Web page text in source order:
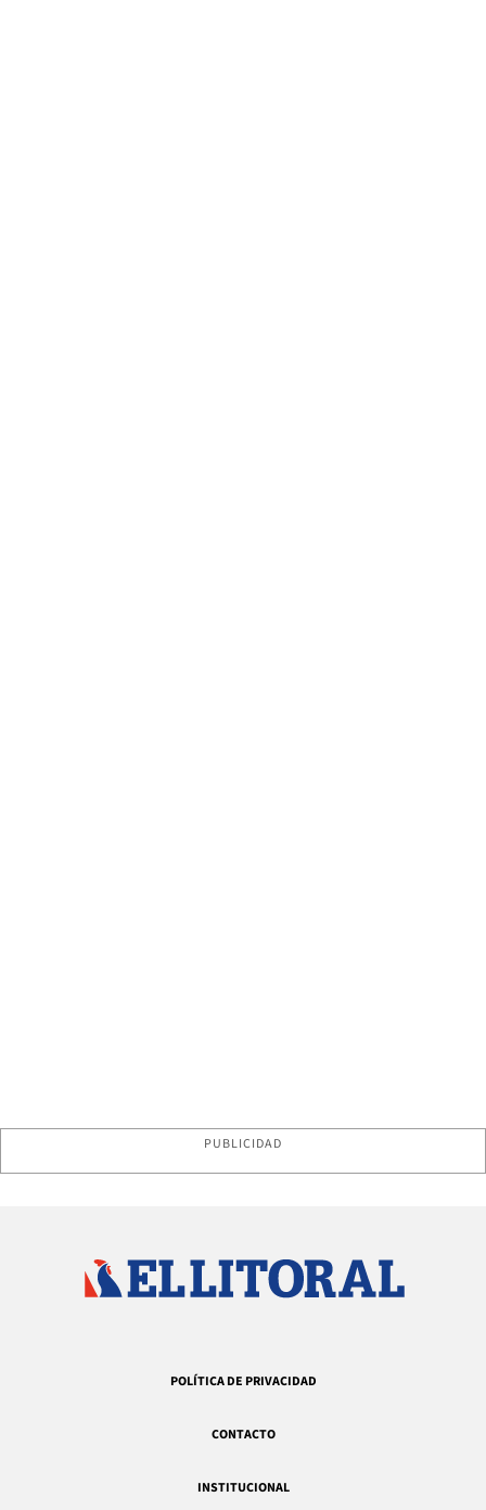
PUBLICIDAD
POLÍTICA DE PRIVACIDAD
CONTACTO
INSTITUCIONAL